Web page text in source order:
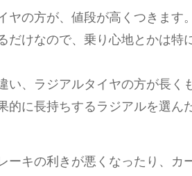
の方が、値段が高くつきます。
けなので、乗り心地とかは
、ラジアルタイヤの方が長く
に長持ちするラジアルを選
ーキの利きが悪くなったり、